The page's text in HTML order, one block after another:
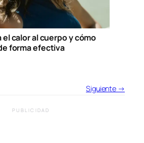
calor al cuerpo y cómo
forma efectiva
Siguiente →
PUBLICIDAD